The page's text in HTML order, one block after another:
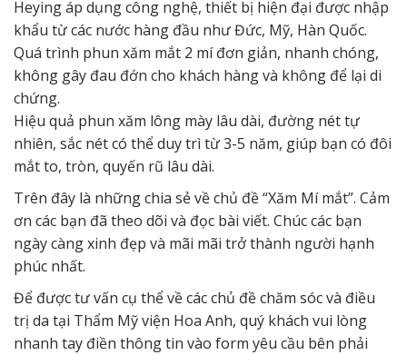
Heying áp dụng công nghệ, thiết bị hiện đại được nhập
khẩu từ các nước hàng đầu như Đức, Mỹ, Hàn Quốc.
Quá trình phun xăm mắt 2 mí đơn giản, nhanh chóng,
không gây đau đớn cho khách hàng và không để lại di
chứng.
Hiệu quả phun xăm lông mày lâu dài, đường nét tự
nhiên, sắc nét có thể duy trì từ 3-5 năm, giúp bạn có đôi
mắt to, tròn, quyến rũ lâu dài.
Trên đây là những chia sẻ về chủ đề “Xăm Mí mắt”. Cảm
ơn các bạn đã theo dõi và đọc bài viết. Chúc các bạn
ngày càng xinh đẹp và mãi mãi trở thành người hạnh
phúc nhất.
Để được tư vấn cụ thể về các chủ đề chăm sóc và điều
trị da tại Thẩm Mỹ viện Hoa Anh, quý khách vui lòng
nhanh tay điền thông tin vào form yêu cầu bên phải